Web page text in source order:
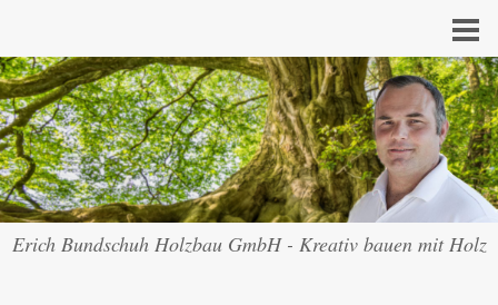
Erich Bundschuh Holzbau GmbH - Kreativ bauen mit Holz